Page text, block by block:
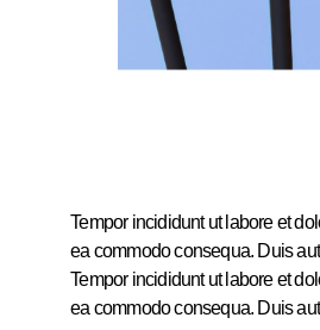
Tempor incididunt ut labore et
ea commodo consequa. Duis
Tempor incididunt ut labore et
ea commodo consequa. Duis